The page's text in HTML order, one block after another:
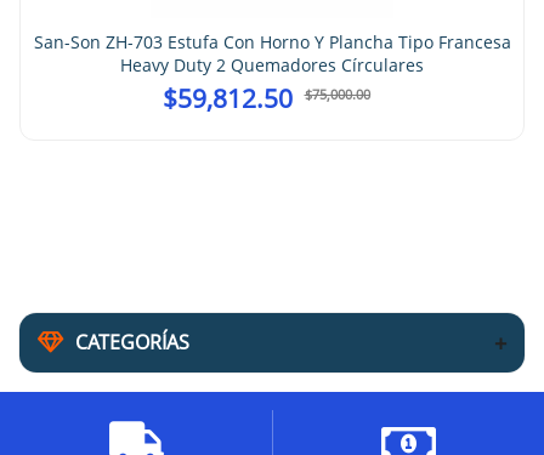
CATEGORÍAS
San-Son ZH-703 Estufa Con Horno Y Plancha Tipo Francesa
Heavy Duty 2 Quemadores Círculares
$75,000.00
$59,812.50